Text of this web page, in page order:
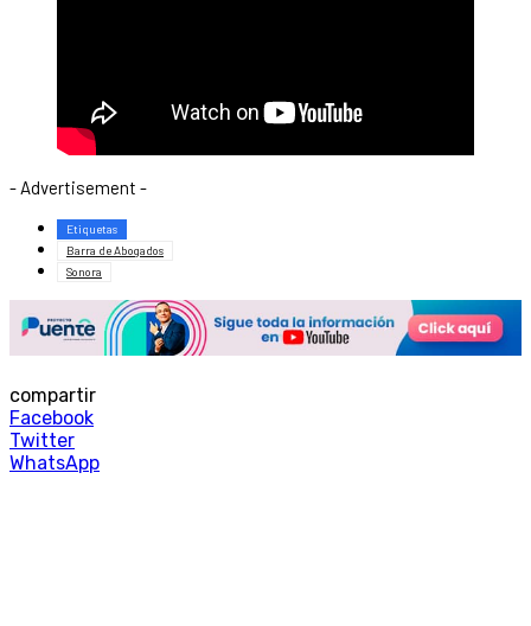
- Advertisement -
Etiquetas
Barra de Abogados
Sonora
compartir
Facebook
Twitter
WhatsApp